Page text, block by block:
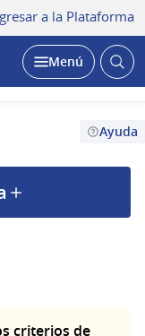
a la Plataforma
Menú
Ayuda
criterios de